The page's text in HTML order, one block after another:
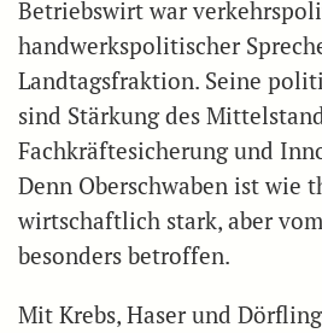
Betriebswirt war
handwerkspolitischer
Landtagsfraktion. Seine
sind Stärkung des
Fachkräftesicherung und
Denn Oberschwaben ist wie
wirtschaftlich stark, aber
besonders betroffen.
Mit Krebs, Haser und